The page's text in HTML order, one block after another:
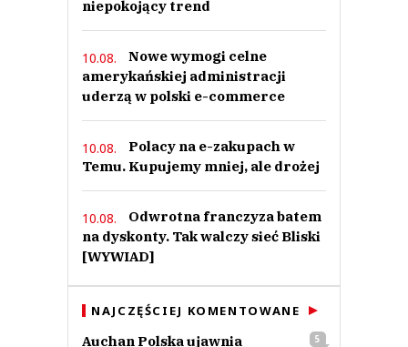
niepokojący trend
10.08.
Nowe wymogi celne
amerykańskiej administracji
uderzą w polski e-commerce
10.08.
Polacy na e-zakupach w
Temu. Kupujemy mniej, ale drożej
10.08.
Odwrotna franczyza batem
na dyskonty. Tak walczy sieć Bliski
[WYWIAD]
NAJCZĘŚCIEJ KOMENTOWANE
Auchan Polska ujawnia
5